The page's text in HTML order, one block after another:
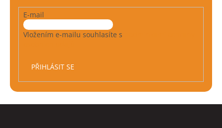
i
s
u
E-mail
Vložením e-mailu souhlasíte s
PŘIHLÁSIT SE
Z